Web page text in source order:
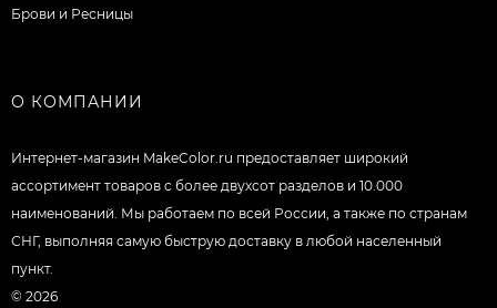
Брови и Ресницы
О КОМПАНИИ
Интернет-магазин MakeColor.ru предоставляет широкий
ассортимент товаров c более двухсот разделов и 10.000
наименований. Мы работаем по всей России, а также по странам
СНГ, выполняя самую быструю доставку в любой населенный
пункт.
© 2026